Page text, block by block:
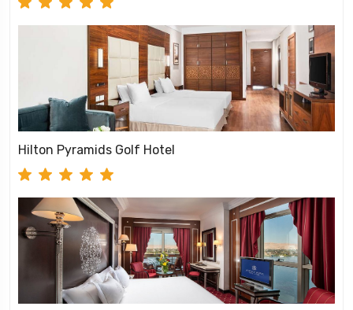
Hilton Pyramids Golf Hotel